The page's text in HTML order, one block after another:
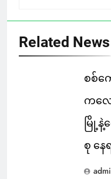
Related News
စစ်က
ကလေ
မြို့နဲ့
စု နေ